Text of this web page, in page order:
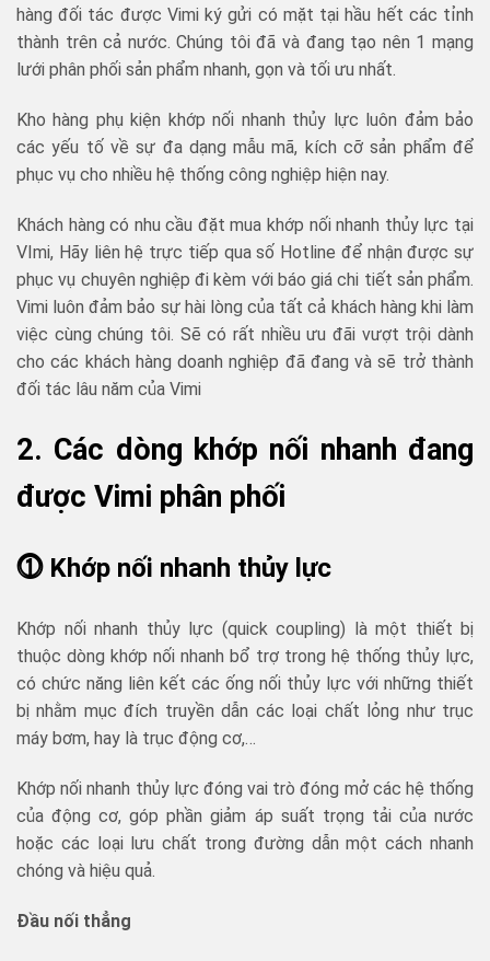
hàng đối tác được Vimi ký gửi có mặt tại hầu hết các tỉnh
thành trên cả nước. Chúng tôi đã và đang tạo nên 1 mạng
lưới phân phối sản phẩm nhanh, gọn và tối ưu nhất.
Kho hàng phụ kiện khớp nối nhanh thủy lực luôn đảm bảo
các yếu tố về sự đa dạng mẫu mã, kích cỡ sản phẩm để
phục vụ cho nhiều hệ thống công nghiệp hiện nay.
Khách hàng có nhu cầu đặt mua khớp nối nhanh thủy lực tại
VImi, Hãy liên hệ trực tiếp qua số Hotline để nhận được sự
phục vụ chuyên nghiệp đi kèm với báo giá chi tiết sản phẩm.
Vimi luôn đảm bảo sự hài lòng của tất cả khách hàng khi làm
việc cùng chúng tôi. Sẽ có rất nhiều ưu đãi vượt trội dành
cho các khách hàng doanh nghiệp đã đang và sẽ trở thành
đối tác lâu năm của Vimi
2. Các dòng khớp nối nhanh đang
được Vimi phân phối
⓵ Khớp nối nhanh thủy lực
Khớp nối nhanh thủy lực (quick coupling) là một thiết bị
thuộc dòng khớp nối nhanh bổ trợ trong hệ thống thủy lực,
có chức năng liên kết các ống nối thủy lực với những thiết
bị nhằm mục đích truyền dẫn các loại chất lỏng như trục
máy bơm, hay là trục động cơ,…
Khớp nối nhanh thủy lực đóng vai trò đóng mở các hệ thống
của động cơ, góp phần giảm áp suất trọng tải của nước
hoặc các loại lưu chất trong đường dẫn một cách nhanh
chóng và hiệu quả.
Đầu nối thẳng